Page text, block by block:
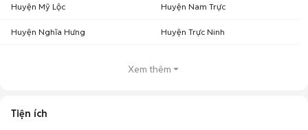
Huyện Mỹ Lộc Huyện Nam Trực
Huyện Nghĩa Hưng Huyện Trực Ninh
Xem thêm
Tiện ích